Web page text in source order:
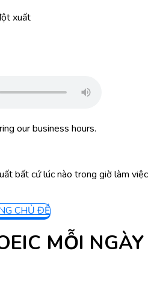
xuất
our business hours.
bất cứ lúc nào trong giờ làm việc
CHỦ ĐỀ
MỖI NGÀY